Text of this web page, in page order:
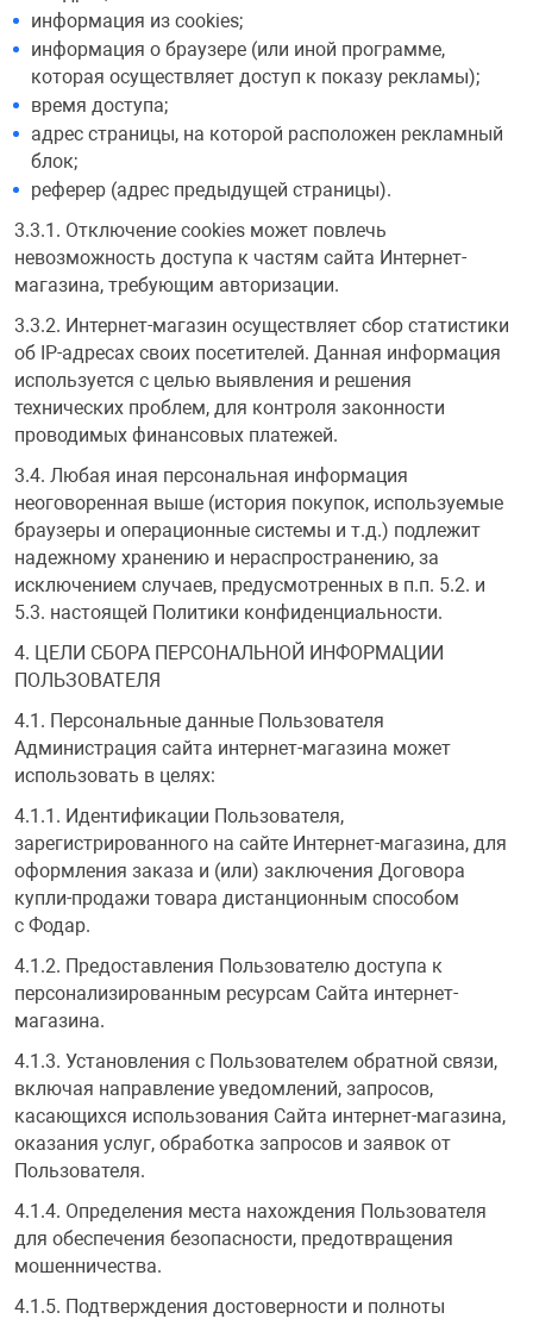
информация из cookies;
информация о браузере (или иной программе,
которая осуществляет доступ к показу рекламы);
время доступа;
адрес страницы, на которой расположен рекламный
блок;
реферер (адрес предыдущей страницы).
3.3.1. Отключение cookies может повлечь
невозможность доступа к частям сайта Интернет-
магазина, требующим авторизации.
3.3.2. Интернет-магазин осуществляет сбор статистики
об IP-адресах своих посетителей. Данная информация
используется с целью выявления и решения
технических проблем, для контроля законности
проводимых финансовых платежей.
3.4. Любая иная персональная информация
неоговоренная выше (история покупок, используемые
браузеры и операционные системы и т.д.) подлежит
надежному хранению и нераспространению, за
исключением случаев, предусмотренных в п.п. 5.2. и
5.3. настоящей Политики конфиденциальности.
4. ЦЕЛИ СБОРА ПЕРСОНАЛЬНОЙ ИНФОРМАЦИИ
ПОЛЬЗОВАТЕЛЯ
4.1. Персональные данные Пользователя
Администрация сайта интернет-магазина может
использовать в целях:
4.1.1. Идентификации Пользователя,
зарегистрированного на сайте Интернет-магазина, для
оформления заказа и (или) заключения Договора
купли-продажи товара дистанционным способом
с Фодар.
4.1.2. Предоставления Пользователю доступа к
персонализированным ресурсам Сайта интернет-
магазина.
4.1.3. Установления с Пользователем обратной связи,
включая направление уведомлений, запросов,
касающихся использования Сайта интернет-магазина,
оказания услуг, обработка запросов и заявок от
Пользователя.
4.1.4. Определения места нахождения Пользователя
для обеспечения безопасности, предотвращения
мошенничества.
4.1.5. Подтверждения достоверности и полноты